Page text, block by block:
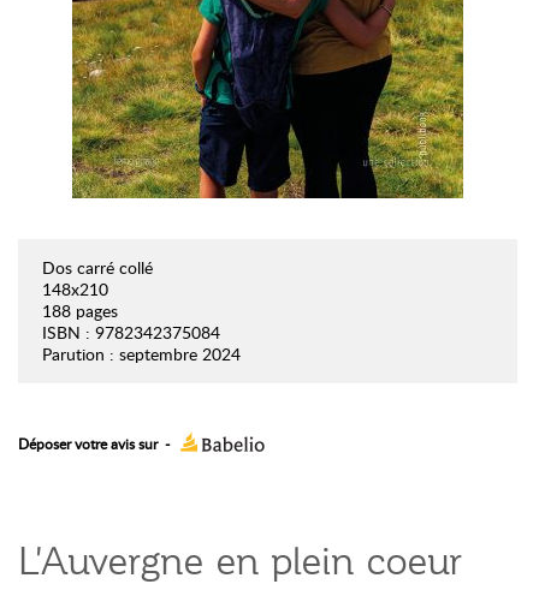
Dos carré collé
148x210
188 pages
ISBN : 9782342375084
Parution : septembre 2024
Déposer votre avis sur -
L'Auvergne en plein coeur